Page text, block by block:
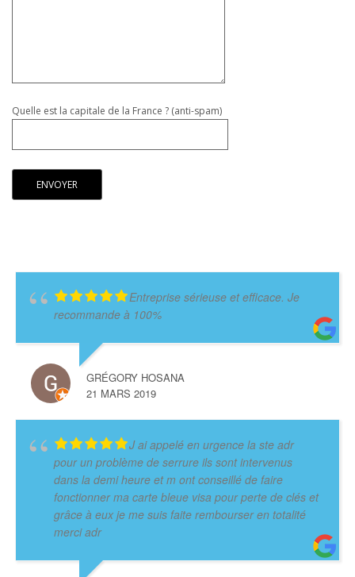
Quelle est la capitale de la France ? (anti-spam)
Entreprise sérieuse et efficace. Je
recommande à 100%
GRÉGORY HOSANA
21 MARS 2019
J ai appelé en urgence la ste adr
pour un problème de serrure ils sont intervenus
dans la demi heure et m ont conseillé de faire
fonctionner ma carte bleue visa pour perte de clés et
grâce à eux je me suis faite rembourser en totalité
merci adr